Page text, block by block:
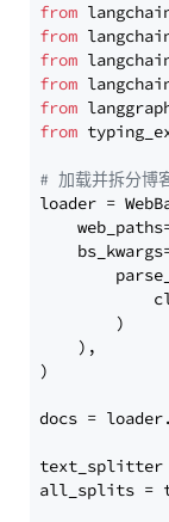
from
from
from
from
from
from
# 加载并拆分博
loader =
        )
    ),
)
docs =
text_splitter
all_splits =